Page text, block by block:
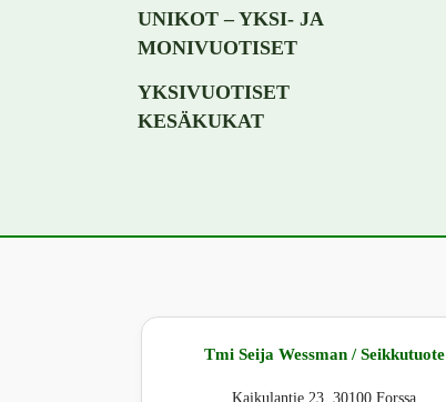
UNIKOT – YKSI- JA
MONIVUOTISET
YKSIVUOTISET
KESÄKUKAT
Tmi Seija Wessman / Seikkutuote
Kaikulantie 23, 30100 Forssa